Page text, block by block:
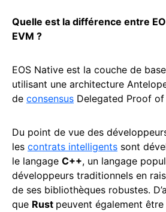
Quelle est la différence entre
EVM ?
EOS Native est la couche de
utilisant une architecture
de consensus Delegated Proof of
Du point de vue des
les contrats intelligents sont
le langage C++, un langage
développeurs traditionnels en
de ses bibliothèques robustes.
que Rust peuvent également être